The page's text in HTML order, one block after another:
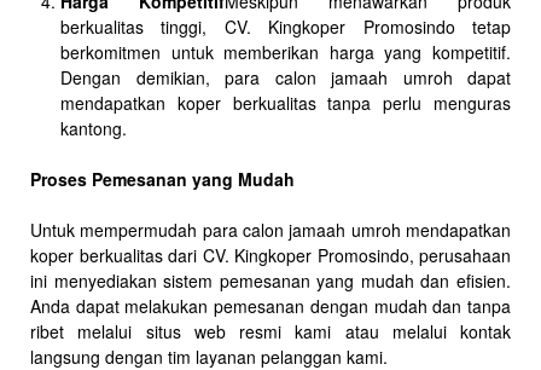
berkualitas tinggi, CV. Kingkoper Promosindo tetap
berkomitmen untuk memberikan harga yang kompetitif.
Dengan demikian, para calon jamaah umroh dapat
mendapatkan koper berkualitas tanpa perlu menguras
kantong.
Proses Pemesanan yang Mudah
Untuk mempermudah para calon jamaah umroh mendapatkan
koper berkualitas dari CV. Kingkoper Promosindo, perusahaan
ini menyediakan sistem pemesanan yang mudah dan efisien.
Anda dapat melakukan pemesanan dengan mudah dan tanpa
ribet melalui situs web resmi kami atau melalui kontak
langsung dengan tim layanan pelanggan kami.